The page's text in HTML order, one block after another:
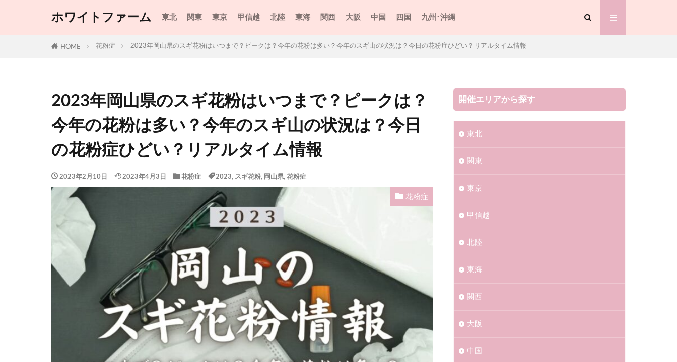
ホワイトファーム 東北 関東 東京 甲信越 北陸 東海 関西 大阪 中国 四国 九州･沖縄
HOME 花粉症 2023年岡山県のスギ花粉はいつまで？ピークは？今年の花粉は多い？今年のスギ山の状況は？今日の花粉症ひどい？リアルタイム情報
2023年岡山県のスギ花粉はいつまで？ピークは？
今年の花粉は多い？今年のスギ山の状況は？今日
の花粉症ひどい？リアルタイム情報
2023年2月10日 2023年4月3日 花粉症 2023, スギ花粉, 岡山県, 花粉症
花粉症
開催エリアから探す
東北
関東
東京
甲信越
北陸
東海
関西
大阪
中国